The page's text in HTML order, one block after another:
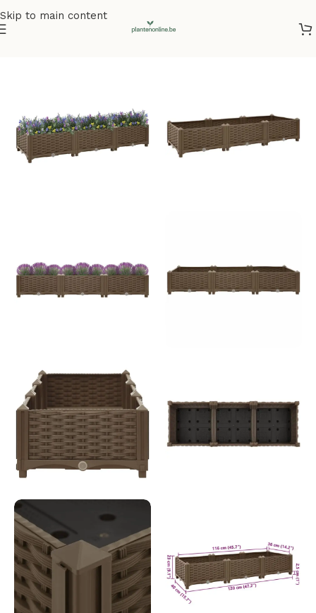
Skip to main content